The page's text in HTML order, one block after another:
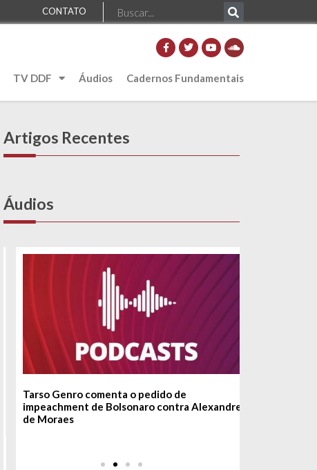
CONTATO
TV DDF Áudios Cadernos Fundamentais
Artigos Recentes
Áudios
Tarso Genro comenta o pedido de
impeachment de Bolsonaro contra Alexandre
de Moraes